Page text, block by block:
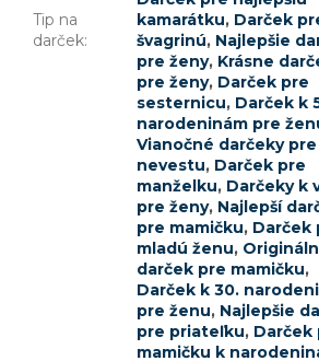
Tip na
darček:
kamarátku, Darček
švagrinú, Najlepšie
pre ženy, Krásne
pre ženy, Darček pre
sesternicu, Darček k
narodeninám pre
Vianočné darčeky pre
nevestu, Darček pre
manželku, Darčeky k
pre ženy, Najlepší
pre mamičku, Darček
mladú ženu,
darček pre mamičku,
Darček k 30.
pre ženu, Najlepšie
pre priateľku, Darček
mamičku k